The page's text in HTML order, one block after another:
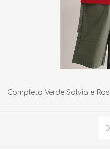
Completo Verde Salvia e